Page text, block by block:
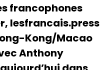
francophones
lesfrancais.press
Kong/Macao
Anthony